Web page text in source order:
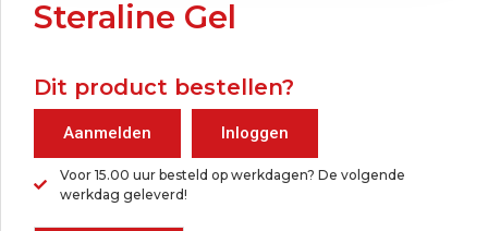
Steraline Gel
Dit product bestellen?
Aanmelden Inloggen
Voor 15.00 uur besteld op werkdagen? De volgende
werkdag geleverd!